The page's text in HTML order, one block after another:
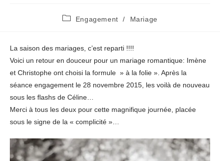
PostEngagement / Mariage
La saison des mariages, c’est reparti !!!!
Voici un retour en douceur pour un mariage romantique: Imène
et Christophe ont choisi la formule » à la folie ». Après la
séance engagement le 28 novembre 2015, les voilà de nouveau
sous les flashs de Céline…
Merci à tous les deux pour cette magnifique journée, placée
sous le signe de la « complicité »…